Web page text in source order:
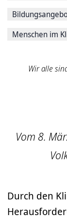
Menschen im
Wir alle
Vom 8.
Durch den